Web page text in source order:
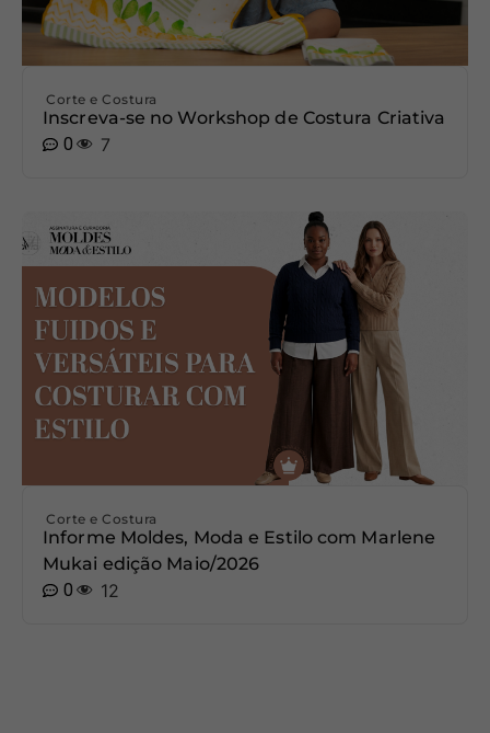
Corte e Costura
Inscreva-se no Workshop de Costura Criativa
0
7
Corte e Costura
Informe Moldes, Moda e Estilo com Marlene
Mukai edição Maio/2026
0
12